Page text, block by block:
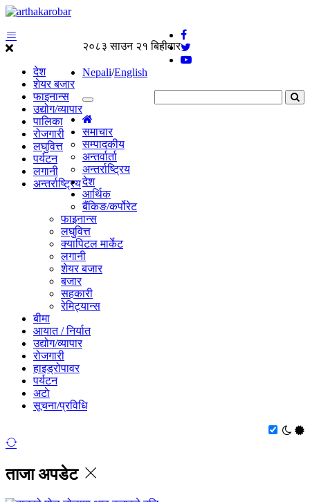
देश
शेयर बजार
फाइनान्स
उद्योग/व्यापार
पालिका
रोजगारी
लघुवित्त
पर्यटन
लगानी
अन्तर्राष्ट्रिय
२०८३ साउन २१ बिहीवार
Nepali/English
समाचार
सम्पादकीय
अन्तर्वार्ता
अन्तर्राष्ट्रिय
देश
आर्थिक
बैंकिङ/कर्पोरेट
फाइनान्स
लघुवित्त
क्यापिटल मार्केट
लगानी
शेयर बजार
बजार
सहकारी
रेमिट्यान्स
बीमा
आयात / निर्यात
उद्योग/व्यापार
रोजगारी
हाइड्रोपावर
पर्यटन
अटाे
सूचना/प्रविधि
ताजा अपडेट